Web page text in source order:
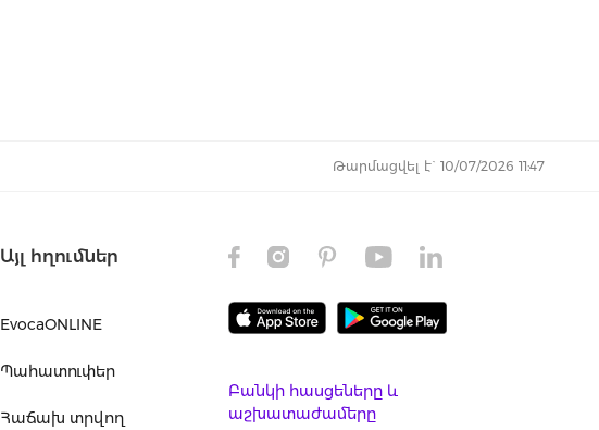
Թարմացվել է` 10/07/2026 11:47
Այլ հղումներ
EvocaONLINE
Պահատուփեր
Հաճախ տրվող
Բանկի հասցեները և
աշխատաժամերը